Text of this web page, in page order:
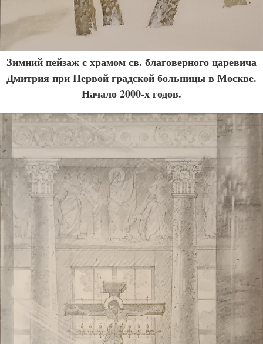
Зимний пейзаж с храмом св. благоверного царевича
Дмитрия при Первой градской больницы в Москве.
Начало 2000-х годов.